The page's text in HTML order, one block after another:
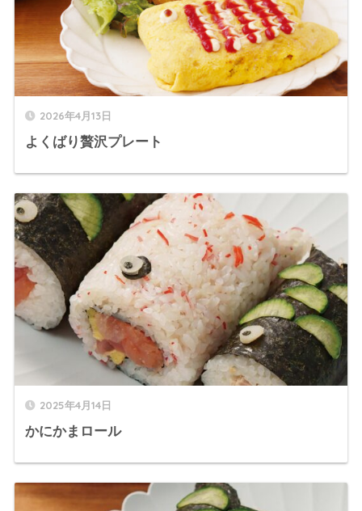
2026年4月13日
よくばり贅沢プレート
2025年4月14日
かにかまロール